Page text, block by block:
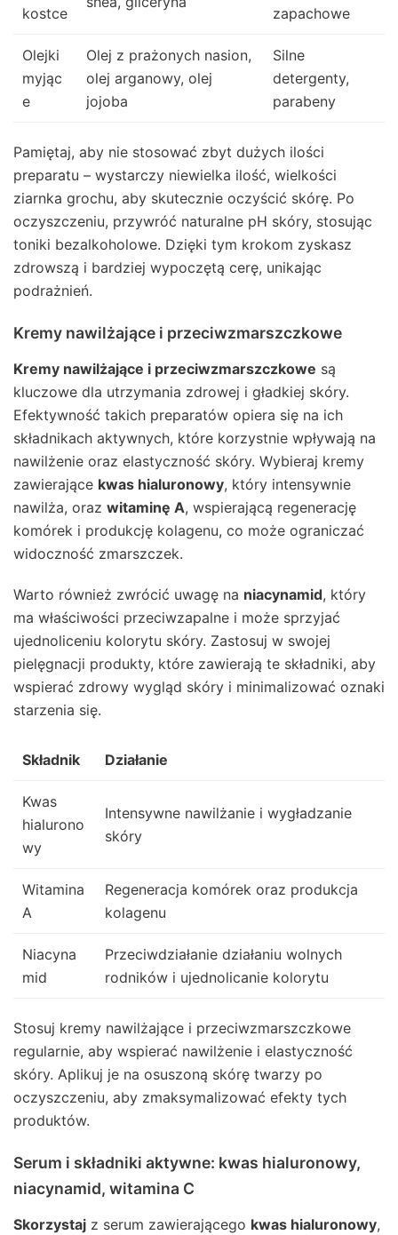
kostce zapachowe
Olejki
myjąc
e
Olej z prażonych nasion,
olej arganowy, olej
jojoba
Silne
detergenty,
parabeny
Pamiętaj, aby nie stosować zbyt dużych ilości
preparatu – wystarczy niewielka ilość, wielkości
ziarnka grochu, aby skutecznie oczyścić skórę. Po
oczyszczeniu, przywróć naturalne pH skóry, stosując
toniki bezalkoholowe. Dzięki tym krokom zyskasz
zdrowszą i bardziej wypoczętą cerę, unikając
podrażnień.
Kremy nawilżające i przeciwzmarszczkowe
Kremy nawilżające i przeciwzmarszczkowe są
kluczowe dla utrzymania zdrowej i gładkiej skóry.
Efektywność takich preparatów opiera się na ich
składnikach aktywnych, które korzystnie wpływają na
nawilżenie oraz elastyczność skóry. Wybieraj kremy
zawierające kwas hialuronowy, który intensywnie
nawilża, oraz witaminę A, wspierającą regenerację
komórek i produkcję kolagenu, co może ograniczać
widoczność zmarszczek.
Warto również zwrócić uwagę na niacynamid, który
ma właściwości przeciwzapalne i może sprzyjać
ujednoliceniu kolorytu skóry. Zastosuj w swojej
pielęgnacji produkty, które zawierają te składniki, aby
wspierać zdrowy wygląd skóry i minimalizować oznaki
starzenia się.
Składnik Działanie
Kwas
hialurono
wy
Intensywne nawilżanie i wygładzanie
skóry
Witamina
A
Regeneracja komórek oraz produkcja
kolagenu
Niacyna
mid
Przeciwdziałanie działaniu wolnych
rodników i ujednolicanie kolorytu
Stosuj kremy nawilżające i przeciwzmarszczkowe
regularnie, aby wspierać nawilżenie i elastyczność
skóry. Aplikuj je na osuszoną skórę twarzy po
oczyszczeniu, aby zmaksymalizować efekty tych
produktów.
Serum i składniki aktywne: kwas hialuronowy,
niacynamid, witamina C
Skorzystaj z serum zawierającego kwas hialuronowy,